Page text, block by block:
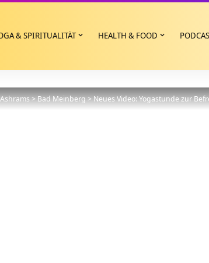
& SPIRITUALITÄT HEALTH & FOOD
Ashrams>Bad Meinberg>Neues Video: Yogastunde zur